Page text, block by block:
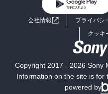
ライトノベル
ミステリー
よくあるご質問
会社情報 プライバシ
クッキ
Copyright 2017 - 2026 Sony
Information on the site is for
powered by